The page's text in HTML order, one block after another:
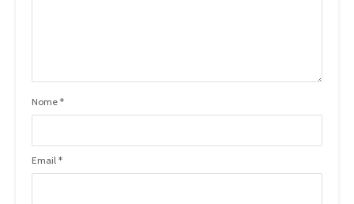
Nome *
Email *